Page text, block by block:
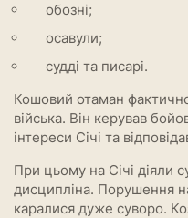
обозні;
осавули;
судді та писарі.
Кошовий отаман
війська. Він керував
інтереси Січі та
При цьому на Січі діяли
дисципліна. Порушення
каралися дуже суворо.